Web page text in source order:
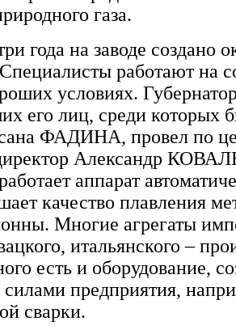
газа.
года на заводе создано
работают на
условиях.
его лиц, среди которых
ФАДИНА, провел по
Александр
аппарат
качество плавления
Многие агрегаты
итальянского –
есть и оборудование,
предприятия,
сварки.